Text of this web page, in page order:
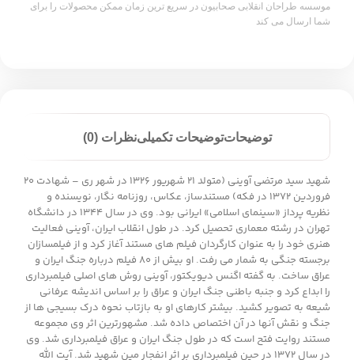
موسسه طراحان انقلابی صحابیون در سریع ترین زمان ممکن محصولات را برای
شما ارسال می کند
توضیحاتتوضیحات تکمیلینظرات (0)
شهید سید مرتضی آوینی (متولد ۲۱ شهریور ۱۳۲۶ در شهر ری – شهادت ۲۰
فروردین ۱۳۷۲ در فکه) مستندساز، عکاس، روزنامه نگار، نویسنده و
نظریه پرداز «سینمای اسلامی» ایرانی بود. وی در سال ۱۳۴۴ در دانشگاه
تهران در رشته معماری تحصیل کرد. در طول انقلاب ایران، آوینی فعالیت
هنری خود را به عنوان کارگردان فیلم های مستند آغاز کرد و از فیلمسازان
برجسته جنگی به شمار می رفت. او بیش از ۸۰ فیلم درباره جنگ ایران و
عراق ساخت. به گفته اگنس دیویکتور، آوینی روش های اصلی فیلمبرداری
را ابداع کرد و جنبه باطنی جنگ ایران و عراق را بر اساس اندیشه عرفانی
شیعه به تصویر کشید. بیشتر کارهای او به بازتاب نحوه درک بسیجی ها از
جنگ و نقش آنها در آن اختصاص داده شد. مشهورترین اثر وی مجموعه
مستند روایت فتح است که در طول جنگ ایران و عراق فیلمبرداری شد. وی
در سال ۱۳۷۲ در حین فیلمبرداری بر اثر انفجار مین شهید شد. آیت الله